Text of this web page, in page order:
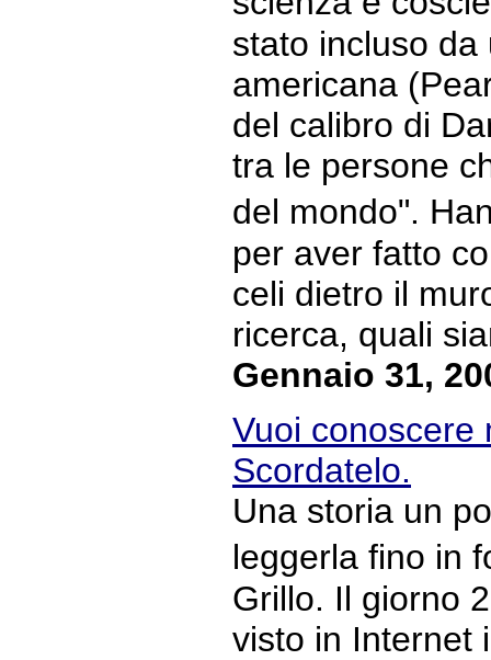
stato incluso
americana
del calibro di
tra le persone
del mondo".
per aver fatto
celi dietro il
ricerca, quali
Gennaio 31,
Vuoi conoscere
Scordatelo.
Una storia un
leggerla fino in
Grillo. Il giorno
visto in Internet